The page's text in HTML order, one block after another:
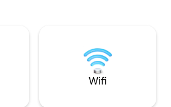
italienska arv, är
bilresa.
obegränsade
balkongen.
Bar är bara 2,8
restauranger och
Wifi